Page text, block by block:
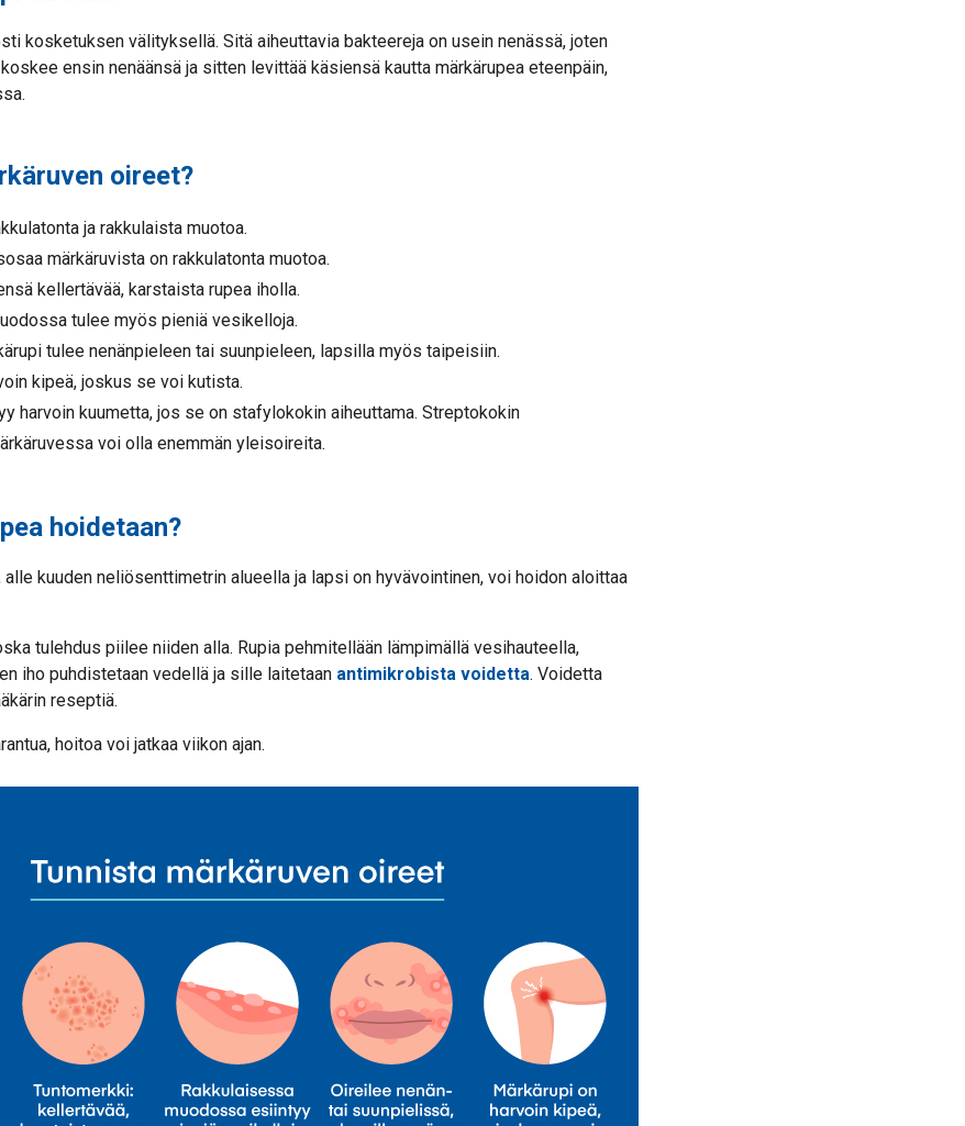
kosketuksen välityksellä. Sitä aiheuttavia bakteereja on usein nenässä, joten
ensin nenäänsä ja sitten levittää käsiensä kautta märkärupea eteenpäin,
oireet?
ja rakkulaista muotoa.
märkäruvista on rakkulatonta muotoa.
kellertävää, karstaista rupea iholla.
tulee myös pieniä vesikelloja.
tulee nenänpieleen tai suunpieleen, lapsilla myös taipeisiin.
kipeä, joskus se voi kutista.
harvoin kuumetta, jos se on stafylokokin aiheuttama. Streptokokin
voi olla enemmän yleisoireita.
hoidetaan?
kuuden neliösenttimetrin alueella ja lapsi on hyvävointinen, voi hoidon aloittaa
tulehdus piilee niiden alla. Rupia pehmitellään lämpimällä vesihauteella,
iho puhdistetaan vedellä ja sille laitetaan antimikrobista voidetta. Voidetta
reseptiä.
hoitoa voi jatkaa viikon ajan.